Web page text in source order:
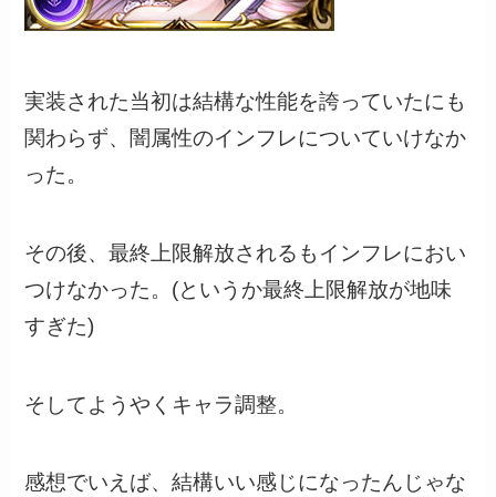
実装された当初は結構な性能を誇っていたにも
関わらず、闇属性のインフレについていけなか
った。
その後、最終上限解放されるもインフレにおい
つけなかった。(というか最終上限解放が地味
すぎた)
そしてようやくキャラ調整。
感想でいえば、結構いい感じになったんじゃな